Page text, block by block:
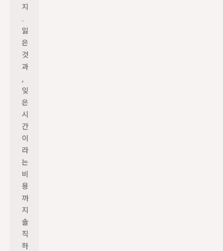
지
.
잃
은
것
과
,
잊
은
시
간
이
라
는
비
용
까
지
솔
직
하